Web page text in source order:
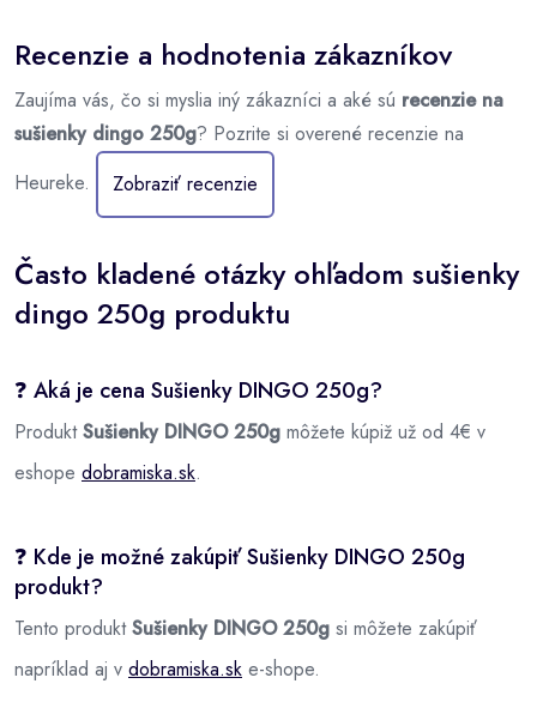
Recenzie a hodnotenia zákazníkov
Zaujíma vás, čo si myslia iný zákazníci a aké sú recenzie na
sušienky dingo 250g? Pozrite si overené recenzie na
Heureke.
Zobraziť recenzie
Často kladené otázky ohľadom sušienky
dingo 250g produktu
❓ Aká je cena Sušienky DINGO 250g?
ProduktSušienky DINGO 250g môžete kúpiž už od 4€ v
eshope dobramiska.sk.
❓ Kde je možné zakúpiť Sušienky DINGO 250g
produkt?
Tento produktSušienky DINGO 250g si môžete zakúpiť
napríklad aj v dobramiska.sk e-shope.